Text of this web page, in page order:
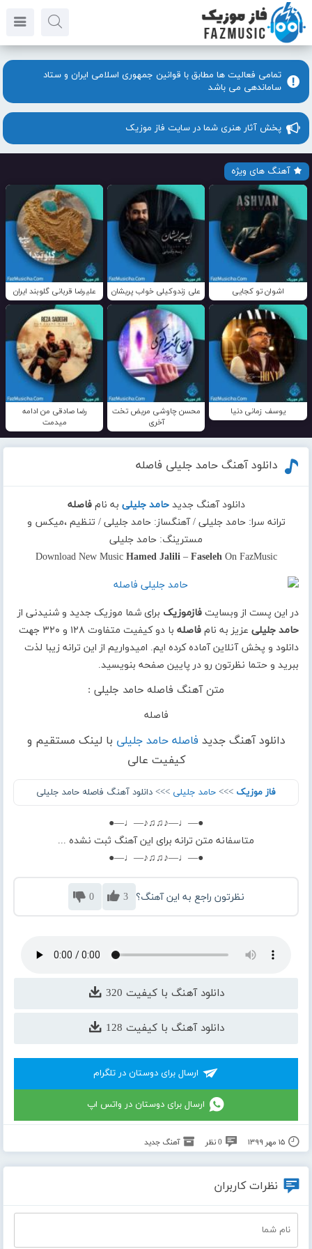
تمامی فعالیت ها مطابق با قوانین جمهوری اسلامی ایران و ستاد
ساماندهی می باشد
پخش آثار هنری شما در سایت فاز موزیک
آهنگ های ویژه
اشوان تو کجایی علی زندوکیلی خواب پریشان علیرضا قربانی گلوبند ایران
یوسف زمانی دنیا
محسن چاوشی مریض تخت
آخری
رضا صادقی من ادامه
میدمت
دانلود آهنگ حامد جلیلی فاصله
دانلود آهنگ جدیدحامد جلیلی به نامفاصله
ترانه سرا: حامد جلیلی / آهنگساز: حامد جلیلی / تنظیم ،میکس و
مسترینگ: حامد جلیلی
Download New Music Hamed Jalili– FaselehOn FazMusic
در این پست از وبسایتفازموزیک برای شما موزیک جدید و شنیدنی از
حامد جلیلی عزیز به نامفاصله
با دو کیفیت متفاوت ۱۲۸ و ۳۲۰ جهت
دانلود و پخش آنلاین آماده کرده ایم. امیدواریم از این ترانه زیبا لذت
ببرید و حتما نظرتون رو در پایین صفحه بنویسید.
متن آهنگ فاصله حامد جلیلی :
فاصله
دانلود آهنگ جدید فاصله حامد جلیلی با لینک مستقیم و
کیفیت عالی
فاز موزیک >>> حامد جلیلی >>> دانلود آهنگ فاصله حامد جلیلی
●—♩—♪♫♫♪—♩—●
متاسفانه متن ترانه برای این آهنگ ثبت نشده ...
●—♩—♪♫♫♪—♩—●
نظرتون راجع به این آهنگ؟ 3
0
دانلود آهنگ با کیفیت 320
دانلود آهنگ با کیفیت 128
ارسال برای دوستان در تلگرام
ارسال برای دوستان در واتس اپ
۱۵ مهر ۱۳۹۹ 0 نظر آهنگ جدید
نظرات کاربران